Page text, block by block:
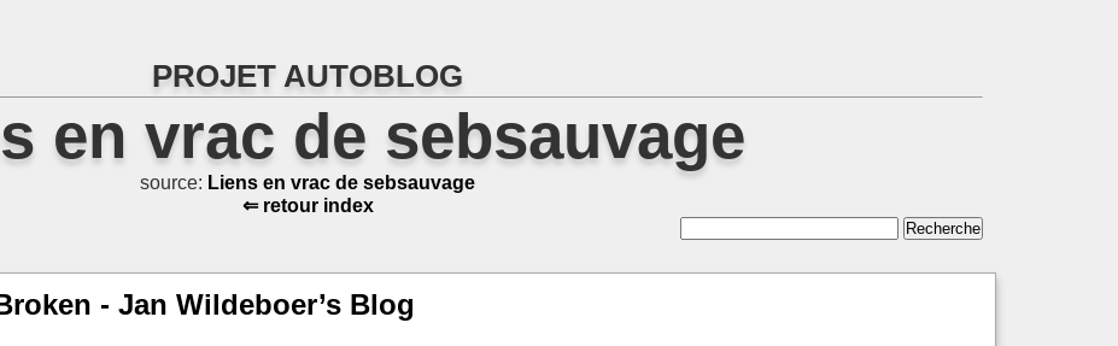
PROJET AUTOBLOG
en vrac de sebsauvage
source: Liens en vrac de sebsauvage
⇐ retour index
- Jan Wildeboer’s Blog